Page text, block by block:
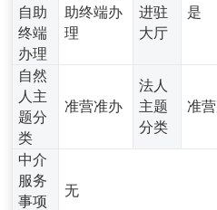
自助
终端
办理
助终端办
理
进驻
大厅
是
自然
人主
题分
类
准营准办
法人
主题
分类
准
中介
服务
事项
无